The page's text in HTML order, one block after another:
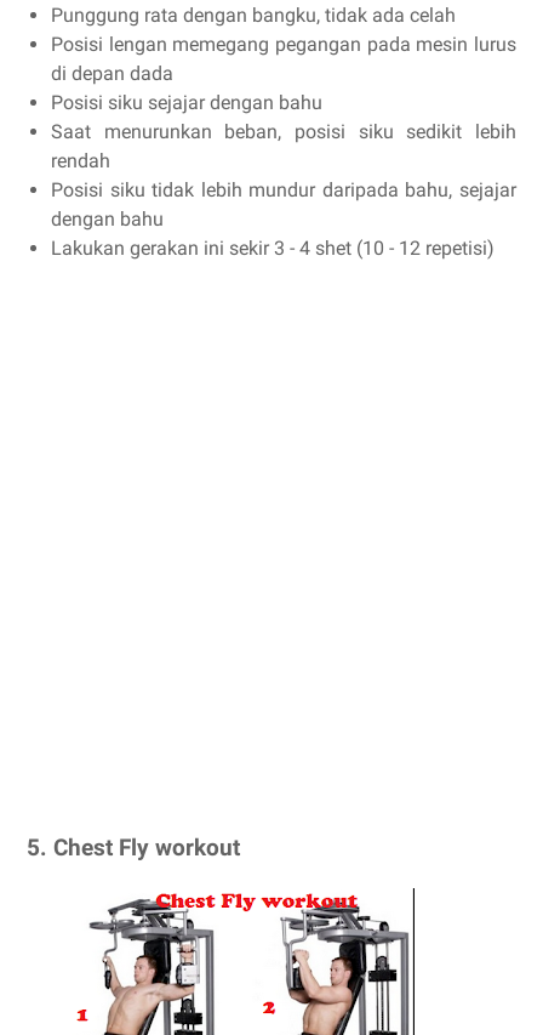
Punggung rata dengan bangku, tidak ada celah
Posisi lengan memegang pegangan pada mesin lurus
di depan dada
Posisi siku sejajar dengan bahu
Saat menurunkan beban, posisi siku sedikit lebih
rendah
Posisi siku tidak lebih mundur daripada bahu, sejajar
dengan bahu
Lakukan gerakan ini sekir 3 - 4 shet (10 - 12 repetisi)
5. Chest Fly workout